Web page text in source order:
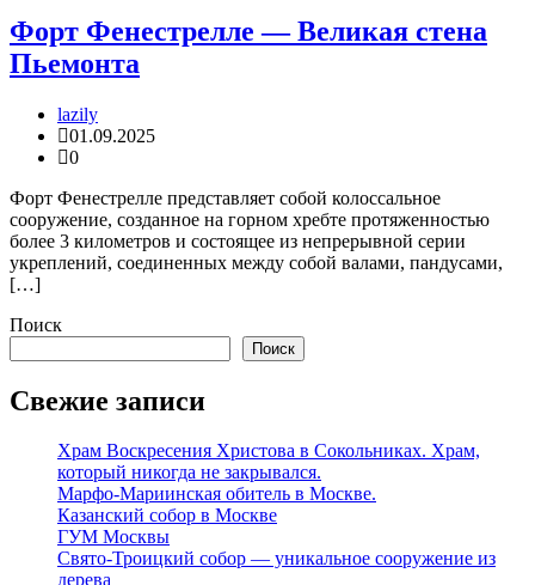
Форт Фенестрелле — Великая стена
Пьемонта
lazily
01.09.2025
0
Форт Фенестрелле представляет собой колоссальное
сооружение, созданное на горном хребте протяженностью
более 3 километров и состоящее из непрерывной серии
укреплений, соединенных между собой валами, пандусами,
[…]
Поиск
Поиск
Свежие записи
Храм Воскресения Христова в Сокольниках. Храм,
который никогда не закрывался.
Марфо-Мариинская обитель в Москве.
Казанский собор в Москве
ГУМ Москвы
Свято-Троицкий собор — уникальное сооружение из
дерева